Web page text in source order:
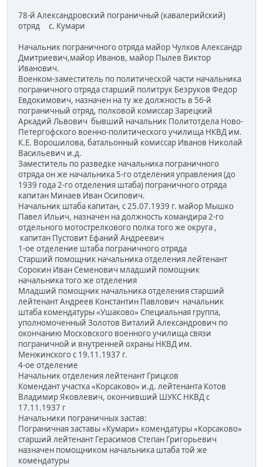
78-й Александровский пограничный (кавалерийский)
отряд с. Кумари
Начальник пограничного отряда майор Чулков Александр
Дмитриевич,майор Иванов, майор Пылев Виктор
Иванович.
Военком-заместитель по политической части начальника
пограничного отряда старший политрук Безруков Федор
Евдокимович, назначен на ту же должность в 56-й
пограничный отряд, полковой комиссар Зарецкий
Аркадий Львович бывший начальник Политотдела Ново-
Петергофского военно-политического училища НКВД им.
К.Е. Ворошилова, батальонный комиссар Иванов Николай
Васильевич и.д.
Заместитель по разведке начальника пограничного
отряда он же начальника 5-го отделения управления (до
1939 года 2-го отделения штаба) пограничного отряда
капитан Минаев Иван Осипович.
Начальник штаба капитан, с 25.07.1939 г. майор Мышко
Павел Ильич, назначен на должность командира 2-го
отдельного мотострелкового полка того же округа ,
капитан Пустовит Ефаний Андреевич
1-ое отделение штаба пограничного отряда
Старший помощник начальника отделения лейтенант
Сорокин Иван Семенович младший помощник
начальника того же отделения
Младший помощник начальника отделения старший
лейтенант Андреев Константин Павлович начальник
штаба комендатуры «Ушаково» Специальная группа,
уполномоченный Золотов Виталий Александрович по
окончанию Московского военного училища связи
пограничной и внутренней охраны НКВД им.
Менжинского с 19.11.1937 г.
4-ое отделение
Начальник отделения лейтенант Грицков
Комендант участка «Корсаково» и.д. лейтенанта Котов
Владимир Яковлевич, окончивший ШУКС НКВД с
17.11.1937 г
Начальники пограничных застав:
Пограничная заставы «Кумари» комендатуры «Корсаково»
старший лейтенант Герасимов Степан Григорьевич
назначен помощником начальника штаба той же
комендатуры